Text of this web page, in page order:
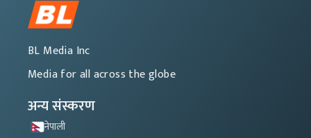
BL Media Inc
Media for all across the globe
अन्य संस्करण
नेपाली